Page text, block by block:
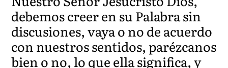
debemos creer en su Palabra sin
discusiones, vaya o no de acuerdo
con nuestros sentidos, parézcanos
bien o no, lo que ella significa, y